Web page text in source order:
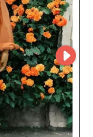
un chiaro
FreeStyle Mode
certi di
non solo
anche la
solido per
di moda
innovazione.